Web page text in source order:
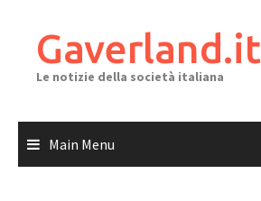
contentGaverland.it
Le notizie della società italiana
Main Menu